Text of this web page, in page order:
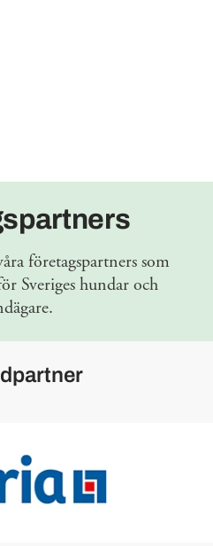
företagspartners som
Sveriges hundar och